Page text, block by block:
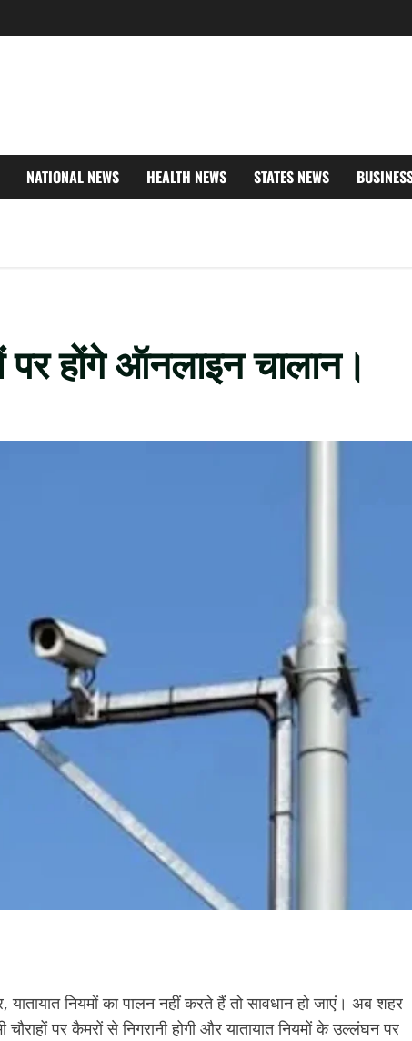
NATIONAL NEWS HEALTH NEWS STATES NEWS
पर होंगे ऑनलाइन चालान।
नियमों का पालन नहीं करते हैं तो सावधान हो जाएं। अब शहर
पर कैमरों से निगरानी होगी और यातायात नियमों के उल्लंघन पर